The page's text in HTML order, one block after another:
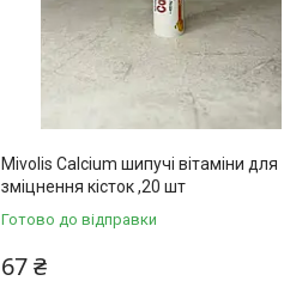
Mivolis Calcium шипучі вітаміни для
зміцнення кісток ,20 шт
Готово до відправки
67 ₴